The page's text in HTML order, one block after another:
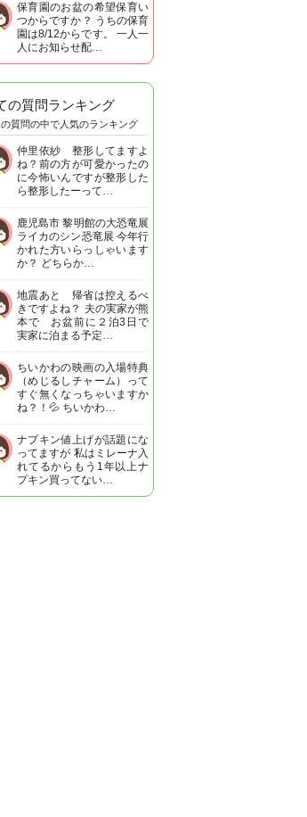
保育園のお盆の希望保育い
つからですか？ うちの保育
園は8/12からです。 一人一
人にお知らせ配…
の質問ランキング
質問の中で人気のランキング
仲里依紗 整形してますよ
ね？前の方が可愛かったの
に今怖いんですが整形した
ら整形したーって…
鹿児島市 黎明館の大恐竜展
ライカのシン恐竜展 今年行
かれた方いらっしゃいます
か？ どちらか…
地震あと 帰省は控えるべ
きですよね？ 夫の実家が熊
本で お盆前に２泊3日で
実家に泊まる予定…
ちいかわの映画の入場特典
（めじるしチャーム）って
すぐ無くなっちゃいますか
ね？！💦 ちいかわ…
ナプキン値上げが話題にな
ってますが 私はミレーナ入
れてるからもう1年以上ナ
プキン買ってない…